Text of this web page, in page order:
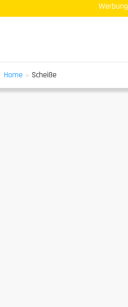
Werbung
Home » Scheiße